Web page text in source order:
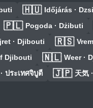
🇭🇺 Időjárás ·
🇵🇱 Pogoda · Dżibuti
· Djibouti 🇷🇸
Djibouti 🇳🇱 Weer ·
ประเทศจิบูตี 🇯🇵 天気